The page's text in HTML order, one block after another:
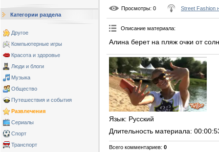
Категории раздела
Другое
Компьютерные игры
Красота и здоровье
Люди и блоги
Музыка
Общество
Путешествия и события
Развлечения
Сериалы
Спорт
Транспорт
Просмотры: 0 Street Fashion
Описание материала:
Алина берет на пляж очки от
Язык: Русский
Длительность материала:
Всего комментариев: 0